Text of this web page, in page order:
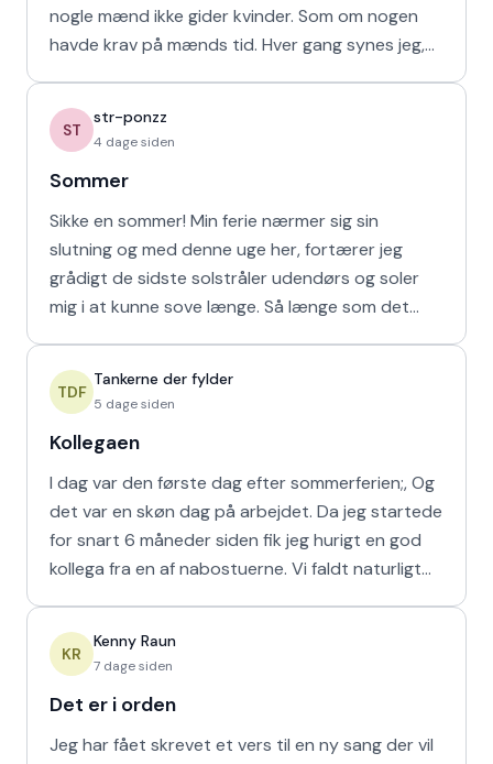
nogle mænd ikke gider kvinder. Som om nogen
havde krav på mænds tid. Hver gang synes jeg,
ST
str-ponzz
4 dage siden
Sommer
Sikke en sommer! Min ferie nærmer sig sin
slutning og med denne uge her, fortærer jeg
grådigt de sidste solstråler udendørs og soler
mig i at kunne sove længe. Så længe som det
TDF
Tankerne der fylder
5 dage siden
Kollegaen
I dag var den første dag efter sommerferien;, Og
det var en skøn dag på arbejdet. Da jeg startede
for snart 6 måneder siden fik jeg hurigt en god
kollega fra en af nabostuerne. Vi faldt naturligt
KR
Kenny Raun
7 dage siden
Det er i orden
Jeg har fået skrevet et vers til en ny sang der vil